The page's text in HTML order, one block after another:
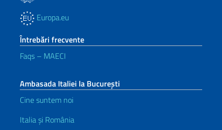
Europa.eu
Întrebări frecvente
Faqs – MAECI
Ambasada Italiei la București
Cine suntem noi
Italia și România